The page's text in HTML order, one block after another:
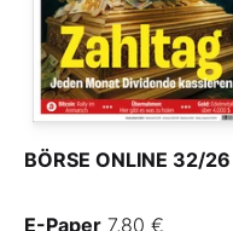
BÖRSE ONLINE 32/26
E-Paper 7,80 €